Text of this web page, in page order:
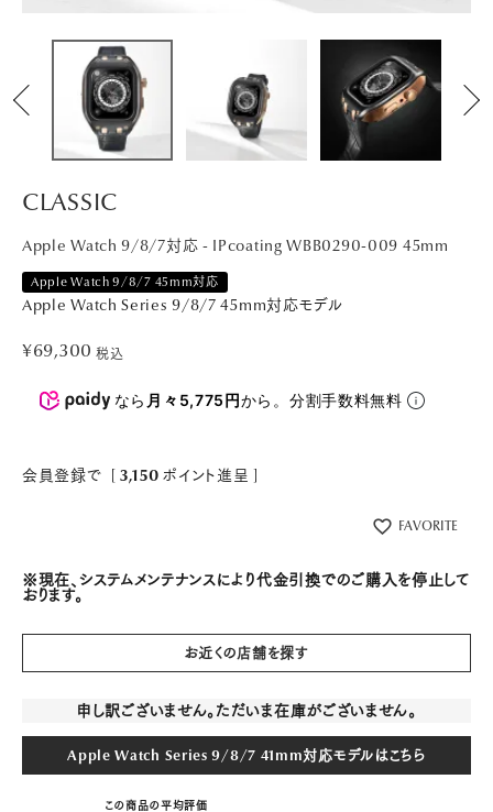
ABOUT
SHOP LIST
CLASSIC
Apple Watch 9/8/7対応 - IPcoating WBB0290-009 45mm
Apple Watch 9/8/7 45mm対応
Apple Watch Series 9/8/7 45mm対応モデル
¥69,300 税込
なら 月々5,775円から。分割手数料無料
会員登録で [ 3,150 ポイント進呈 ]
FAVORITE
※現在、システムメンテナンスにより代金引換でのご購入を停止して
おります。
お近くの店舗を探す
申し訳ございません。ただいま在庫がございません。
Apple Watch Series 9/8/7 41mm対応モデルはこちら